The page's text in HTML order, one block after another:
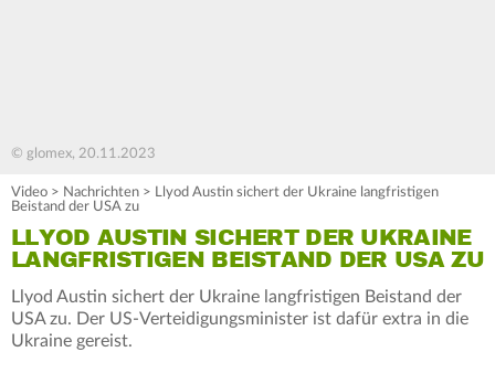
© glomex, 20.11.2023
Video > Nachrichten > Llyod Austin sichert der Ukraine langfristigen
Beistand der USA zu
LLYOD AUSTIN SICHERT DER UKRAINE
LANGFRISTIGEN BEISTAND DER USA ZU
Llyod Austin sichert der Ukraine langfristigen Beistand der
USA zu. Der US-Verteidigungsminister ist dafür extra in die
Ukraine gereist.